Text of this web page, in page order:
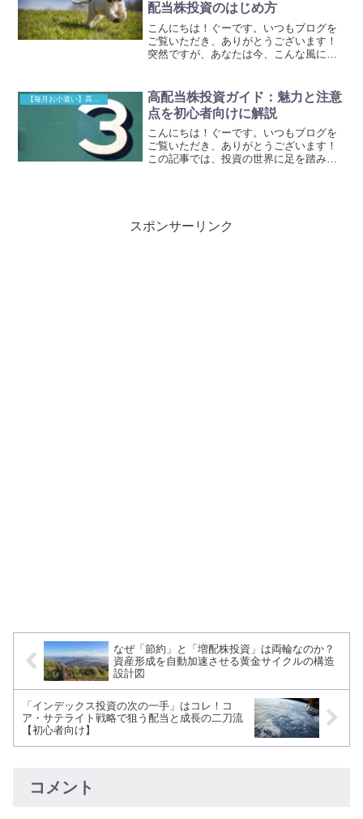
配当株投資のはじめ方
こんにちは！ぐーです。いつもブログを
ご覧いただき、ありがとうございます！
突然ですが、あなたは今、こんな風に思
金のことがすごく不安…」「毎月の給料
だけじゃ、趣味に使えるお...
高配当株投資ガイド：魅力と注意
点を初心者向けに解説
こんにちは！ぐーです。いつもブログを
ご覧いただき、ありがとうございます！
この記事では、投資の世界に足を踏み入
スポンサーリンク
なぜ「節約」と「増配株投資」は両輪なのか？
資産形成を自動加速させる黄金サイクルの構造
設計図
「インデックス投資の次の一手」はコレ！コ
ア・サテライト戦略で狙う配当と成長の二刀流
【初心者向け】
コメント